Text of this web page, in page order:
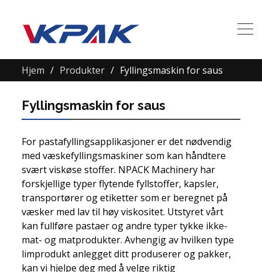
Hjem Produkter Fyllingsmaskin for saus
Fyllingsmaskin for saus
For pastafyllingsapplikasjoner er det nødvendig
med væskefyllingsmaskiner som kan håndtere
svært viskøse stoffer. NPACK Machinery har
forskjellige typer flytende fyllstoffer, kapsler,
transportører og etiketter som er beregnet på
væsker med lav til høy viskositet. Utstyret vårt
kan fullføre pastaer og andre typer tykke ikke-
mat- og matprodukter. Avhengig av hvilken type
limprodukt anlegget ditt produserer og pakker,
kan vi hjelpe deg med å velge riktig